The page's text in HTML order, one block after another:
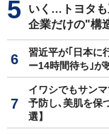
いく…トヨタも
企業だけの"構
習近平が｢日本に
ー14時間待ち｣が
イワシでもサン
予防し､美肌を保
選】